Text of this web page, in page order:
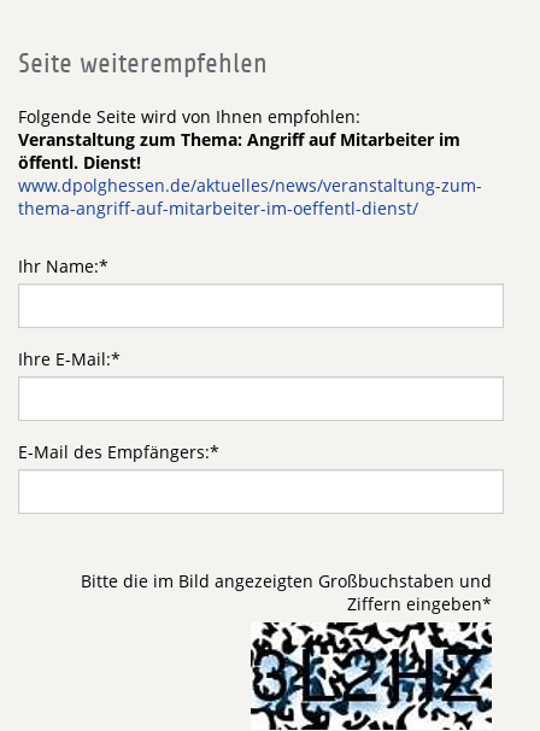
Seite weiterempfehlen
Folgende Seite wird von Ihnen empfohlen:
Veranstaltung zum Thema: Angriff auf Mitarbeiter im
öffentl. Dienst!
www.dpolghessen.de/aktuelles/news/veranstaltung-zum-
thema-angriff-auf-mitarbeiter-im-oeffentl-dienst/
Ihr Name:*
Ihre E-Mail:*
E-Mail des Empfängers:*
Bitte die im Bild angezeigten Großbuchstaben und
Ziffern eingeben*